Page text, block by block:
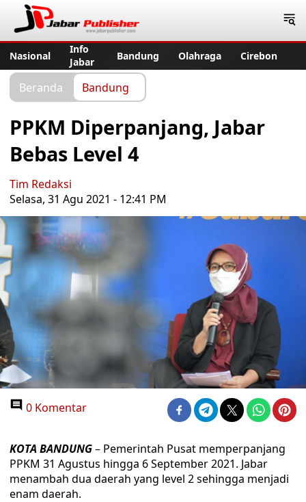
Nasional
Info
Jabar
Bandung Olahraga Cirebon
Beranda Bandung
PPKM Diperpanjang, Jabar
Bebas Level 4
Tim Redaksi
Selasa, 31 Agu 2021 - 12:41 PM
0 Komentar
KOTA BANDUNG– Pemerintah Pusat memperpanjang
PPKM 31 Agustus hingga 6 September 2021. Jabar
menambah dua daerah yang level 2 sehingga menjadi
enam daerah.